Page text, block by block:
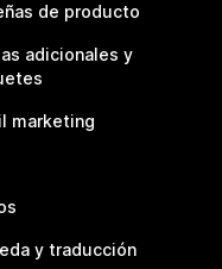
de producto
adicionales y
marketing
y traducción